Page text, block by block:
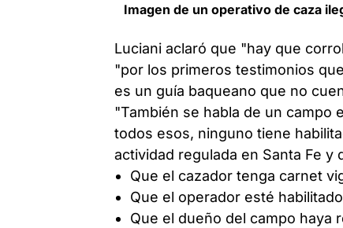
Imagen de un operativo de caza
Luciani aclaró que "hay que
"por los primeros testimonios
es un guía baqueano que no
"También se habla de un campo
todos esos, ninguno tiene
actividad regulada en Santa Fe y
Que el cazador tenga carnet
Que el operador esté
Que el dueño del campo haya